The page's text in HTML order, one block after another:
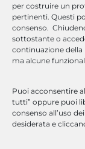
per costruire un
pertinenti. Questi
consenso.
sottostante o
continuazione della
ma alcune
Puoi acconsentire
tutti” oppure puoi
consenso all’uso
desiderata e
Optima Solutions
di formazione e